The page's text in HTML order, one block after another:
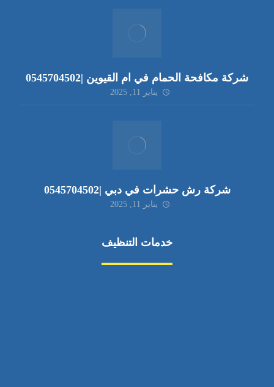
شركة مكافحة الحمام في ام القيوين |0545704502
يناير 11, 2025
شركة رش حشرات في دبي |0545704502
يناير 11, 2025
خدمات التنظيف